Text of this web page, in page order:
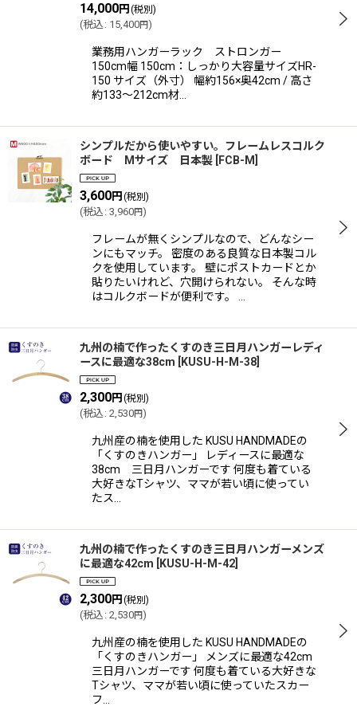
14,000円 (税別)
(税込 : 15,400円)
業務用ハンガーラック ストロンガー
150cm幅 150cm：しっかり大容量サイズHR-
150 サイズ（外寸） 幅約156×奥42cm / 高さ
約133〜212cm材…
シンプルだから使いやすい。フレームレスコルク
ボード Mサイズ 日本製
FCB-M
3,600円 (税別)
(税込 : 3,960円)
フレームが無くシンプルなので、どんなシー
ンにもマッチ。 密度のある良質な日本製コル
クを使用しています。 壁にポストカードとか
貼りたいけれど、穴開けられない。 そんな時
はコルクボードが便利です。 …
九州の楠で作ったくすのき三日月ハンガーレディ
ースに最適な38cm
KUSU-H-M-38
2,300円 (税別)
(税込 : 2,530円)
九州産の楠を使用した KUSU HANDMADEの
「くすのきハンガー」 レディースに最適な
38cm 三日月ハンガーです 何度も着ている
大好きなTシャツ、ママが若い頃に使ってい
たス…
九州の楠で作ったくすのき三日月ハンガーメンズ
に最適な42cm
KUSU-H-M-42
2,300円 (税別)
(税込 : 2,530円)
九州産の楠を使用した KUSU HANDMADEの
「くすのきハンガー」 メンズに最適な42cm
三日月ハンガーです 何度も着ている大好きな
Tシャツ、ママが若い頃に使っていたスカー
フ…